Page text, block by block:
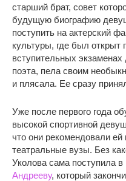
старший брат, совет
будущую биографию
поступить на актерский
культуры, где был
вступительных
поэта, пела своим
и плясала. Ее сразу
Уже после первого года
высокой спортивной
что они рекомендовали ей
театральные вузы. Без
Уколова сама поступила
Андрееву, который